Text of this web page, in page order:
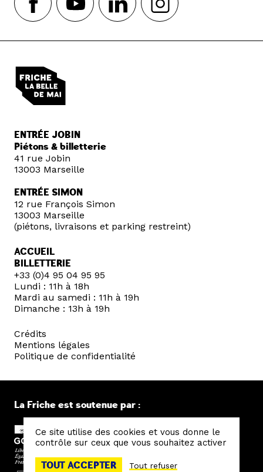
ENTRÉE JOBIN
Piétons & billetterie
41 rue Jobin
13003 Marseille
ENTRÉE SIMON
12 rue François Simon
13003 Marseille
(piétons, livraisons et parking restreint)
ACCUEIL
BILLETTERIE
+33 (0)4 95 04 95 95
Lundi : 11h à 18h
Mardi au samedi : 11h à 19h
Dimanche : 13h à 19h
Crédits
Mentions légales
Politique de confidentialité
La Friche est soutenue par :
Ce site utilise des cookies et vous donne le
contrôle sur ceux que vous souhaitez activer
TOUT ACCEPTER Tout refuser